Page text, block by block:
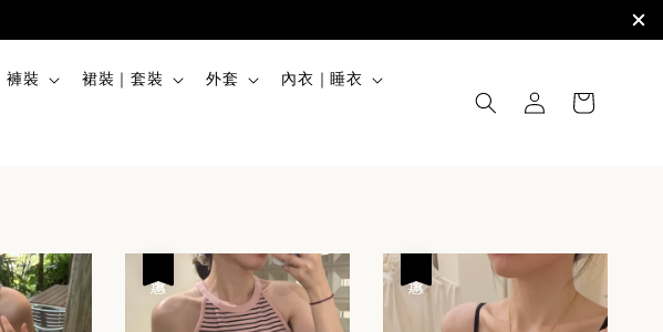
褲裝 裙裝｜套裝 外套 內衣｜睡衣